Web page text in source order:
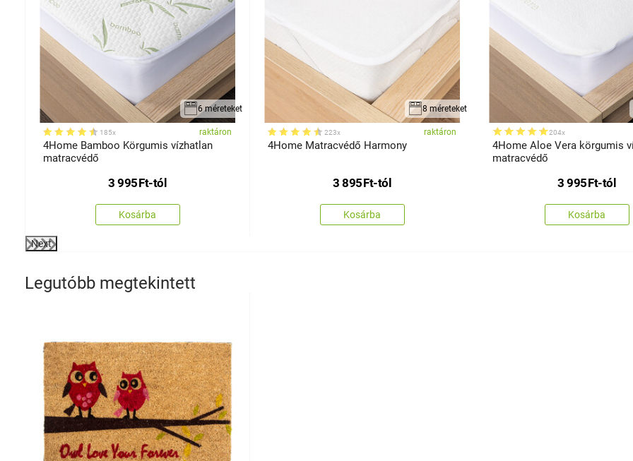
6 méreteket
185x raktáron
4Home Bamboo Körgumis vízhatlan
matracvédő
3 995Ft-tól
Kosárba
8 méreteket
223x raktáron
4Home Matracvédő Harmony
3 895Ft-tól
Kosárba
204x
4Home Aloe Vera körgumis
matracvédő
3 995Ft-tól
Kosárba
Next
Legutóbb megtekintett